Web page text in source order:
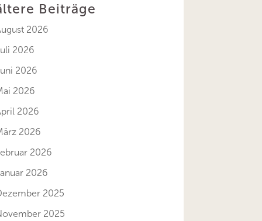
Beiträge
2026
2026
2026
2026
2026
2026
2026
2026
2025
2025